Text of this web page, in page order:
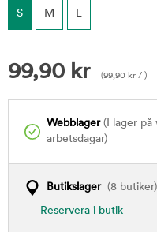
S M L
99,90 kr (99,90 kr / )
Webblager(I lager på
arbetsdagar)
Butikslager(8 butiker)
Reservera i butik